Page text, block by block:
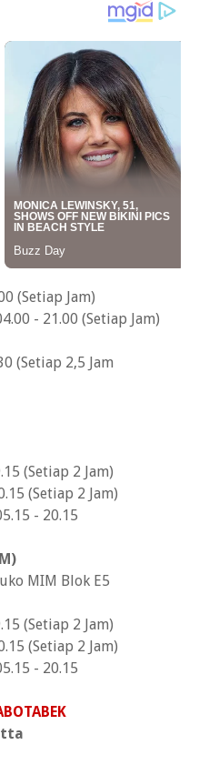
(Setiap Jam)
- 21.00 (Setiap Jam)
(Setiap 2,5 Jam
(Setiap 2 Jam)
(Setiap 2 Jam)
- 20.15
MIM Blok E5
(Setiap 2 Jam)
(Setiap 2 Jam)
- 20.15